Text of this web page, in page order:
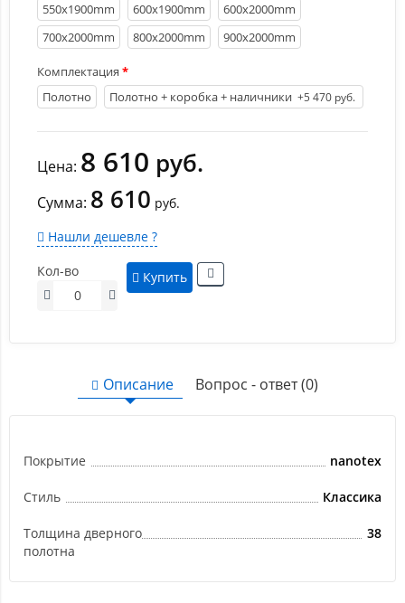
550х1900mm
600х1900mm
600х2000mm
700х2000mm
800х2000mm 900х2000mm
Комплектация
Полотно
Полотно + коробка + наличники +5 470 руб.
Цена: 8 610 руб.
Сумма: 8 610 руб.
Нашли дешевле ?
Кол-во
Купить
Описание Вопрос - ответ (0)
Покрытие nanotex
Стиль Классика
Толщина дверного
полотна
38